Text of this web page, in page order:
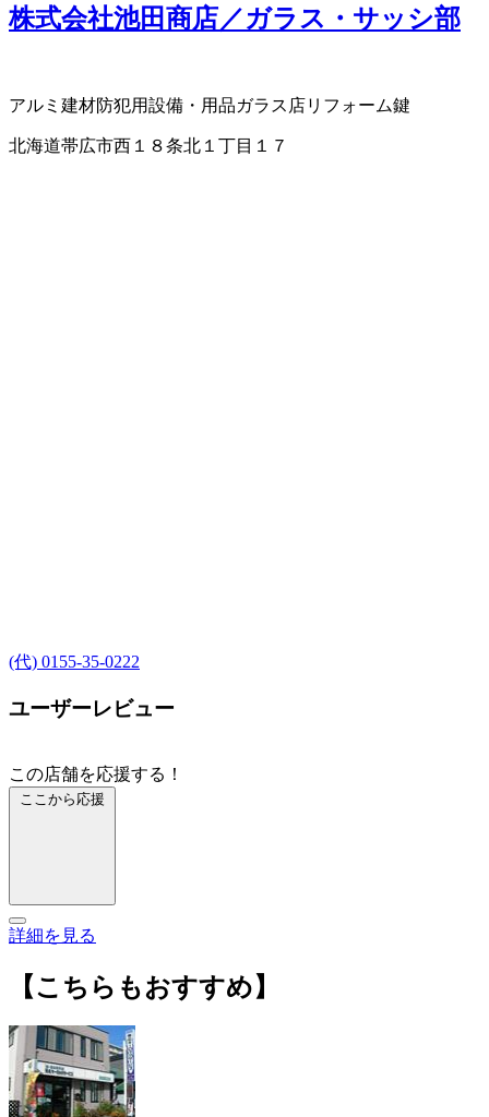
株式会社池田商店／ガラス・サッシ部
アルミ建材防犯用設備・用品ガラス店リフォーム鍵
北海道帯広市西１８条北１丁目１７
(代) 0155-35-0222
ユーザーレビュー
この店舗を応援する！
ここから応援
詳細を見る
【こちらもおすすめ】